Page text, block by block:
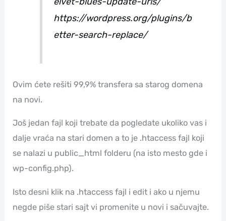
https://wordpress.org/plugins/b
etter-search-replace/
Ovim ćete rešiti 99,9% transfera sa starog domena
na novi.
Još jedan fajl koji trebate da pogledate ukoliko vas i
dalje vraća na stari domen a to je .htaccess fajl koji
se nalazi u public_html folderu (na isto mesto gde i
wp-config.php).
Isto desni klik na .htaccess fajl i edit i ako u njemu
negde piše stari sajt vi promenite u novi i sačuvajte.